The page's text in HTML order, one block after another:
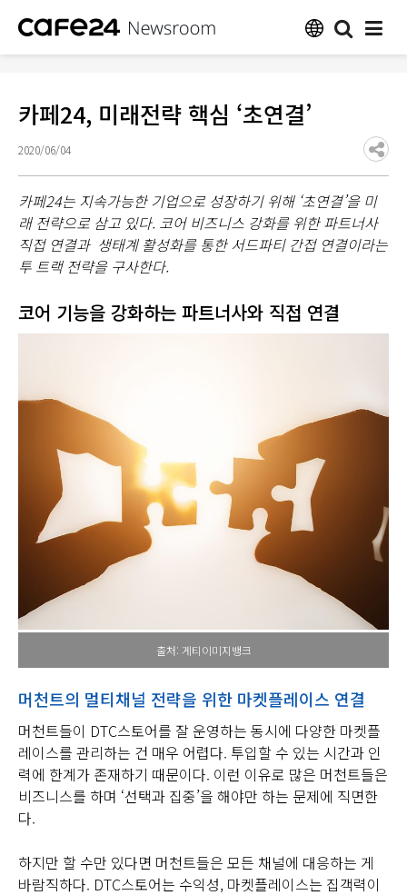
카페24, 미래전략 핵심 ‘초연결’
2020/06/04
카페24는 지속가능한 기업으로 성장하기 위해 ‘초연결’을 미
래 전략으로 삼고 있다. 코어 비즈니스 강화를 위한 파트너사
직접 연결과 생태계 활성화를 통한 서드파티 간접 연결이라는
투 트랙 전략을 구사한다.
코어 기능을 강화하는 파트너사와 직접 연결
출처: 게티이미지뱅크
머천트의 멀티채널 전략을 위한 마켓플레이스 연결
머천트들이 DTC스토어를 잘 운영하는 동시에 다양한 마켓플
레이스를 관리하는 건 매우 어렵다. 투입할 수 있는 시간과 인
력에 한계가 존재하기 때문이다. 이런 이유로 많은 머천트들은
비즈니스를 하며 ‘선택과 집중’을 해야만 하는 문제에 직면한
다.
하지만 할 수만 있다면 머천트들은 모든 채널에 대응하는 게
바람직하다. DTC스토어는 수익성, 마켓플레이스는 집객력이